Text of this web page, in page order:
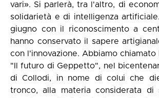
vari». Si parlerà, tra l'altro, di
solidarietà e di intelligenza artificiale.
giugno con il riconoscimento a
hanno conservato il sapere
con l'innovazione. Abbiamo
"Il futuro di Geppetto", nel
di Collodi, in nome di colui che
tronco, alla materia considerata di